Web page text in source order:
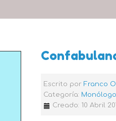
Escrito porFranco
Categoría:
Creado: 10 Abril